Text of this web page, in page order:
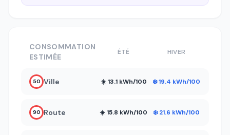
CONSOMMATION
ESTIMÉE
ÉTÉ HIVER
50 Ville ☀️ 13.1 kWh/100 ❄️ 19.4 kWh/100
90 Route ☀️ 15.8 kWh/100 ❄️ 21.6 kWh/100